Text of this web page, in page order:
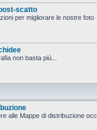
scatto
per migliorare le nostre foto
non basta più...
alle Mappe di distribuzione